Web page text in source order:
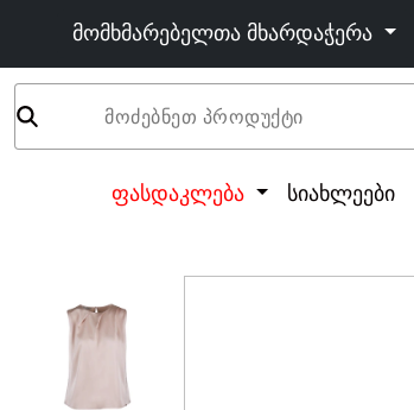
მომხმარებელთა მხარდაჭერა
მოძებნეთ პროდუქტი
ფასდაკლება სიახლეები